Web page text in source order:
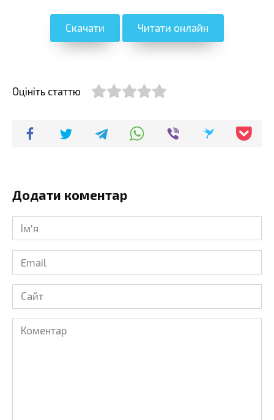
Скачати Читати онлайн
Оцініть статтю
Додати коментар
Ім'я
Email
Сайт
Коментар